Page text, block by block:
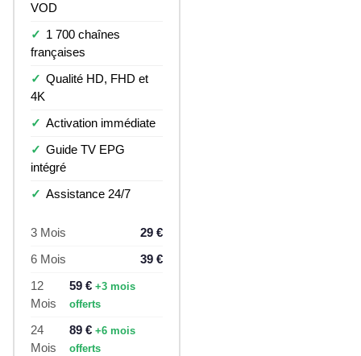
VOD
1 700 chaînes
françaises
Qualité HD, FHD et
4K
Activation immédiate
Guide TV EPG
intégré
Assistance 24/7
3 Mois
29 €
6 Mois
39 €
12
Mois
59 €+3 mois
offerts
24
Mois
89 €+6 mois
offerts